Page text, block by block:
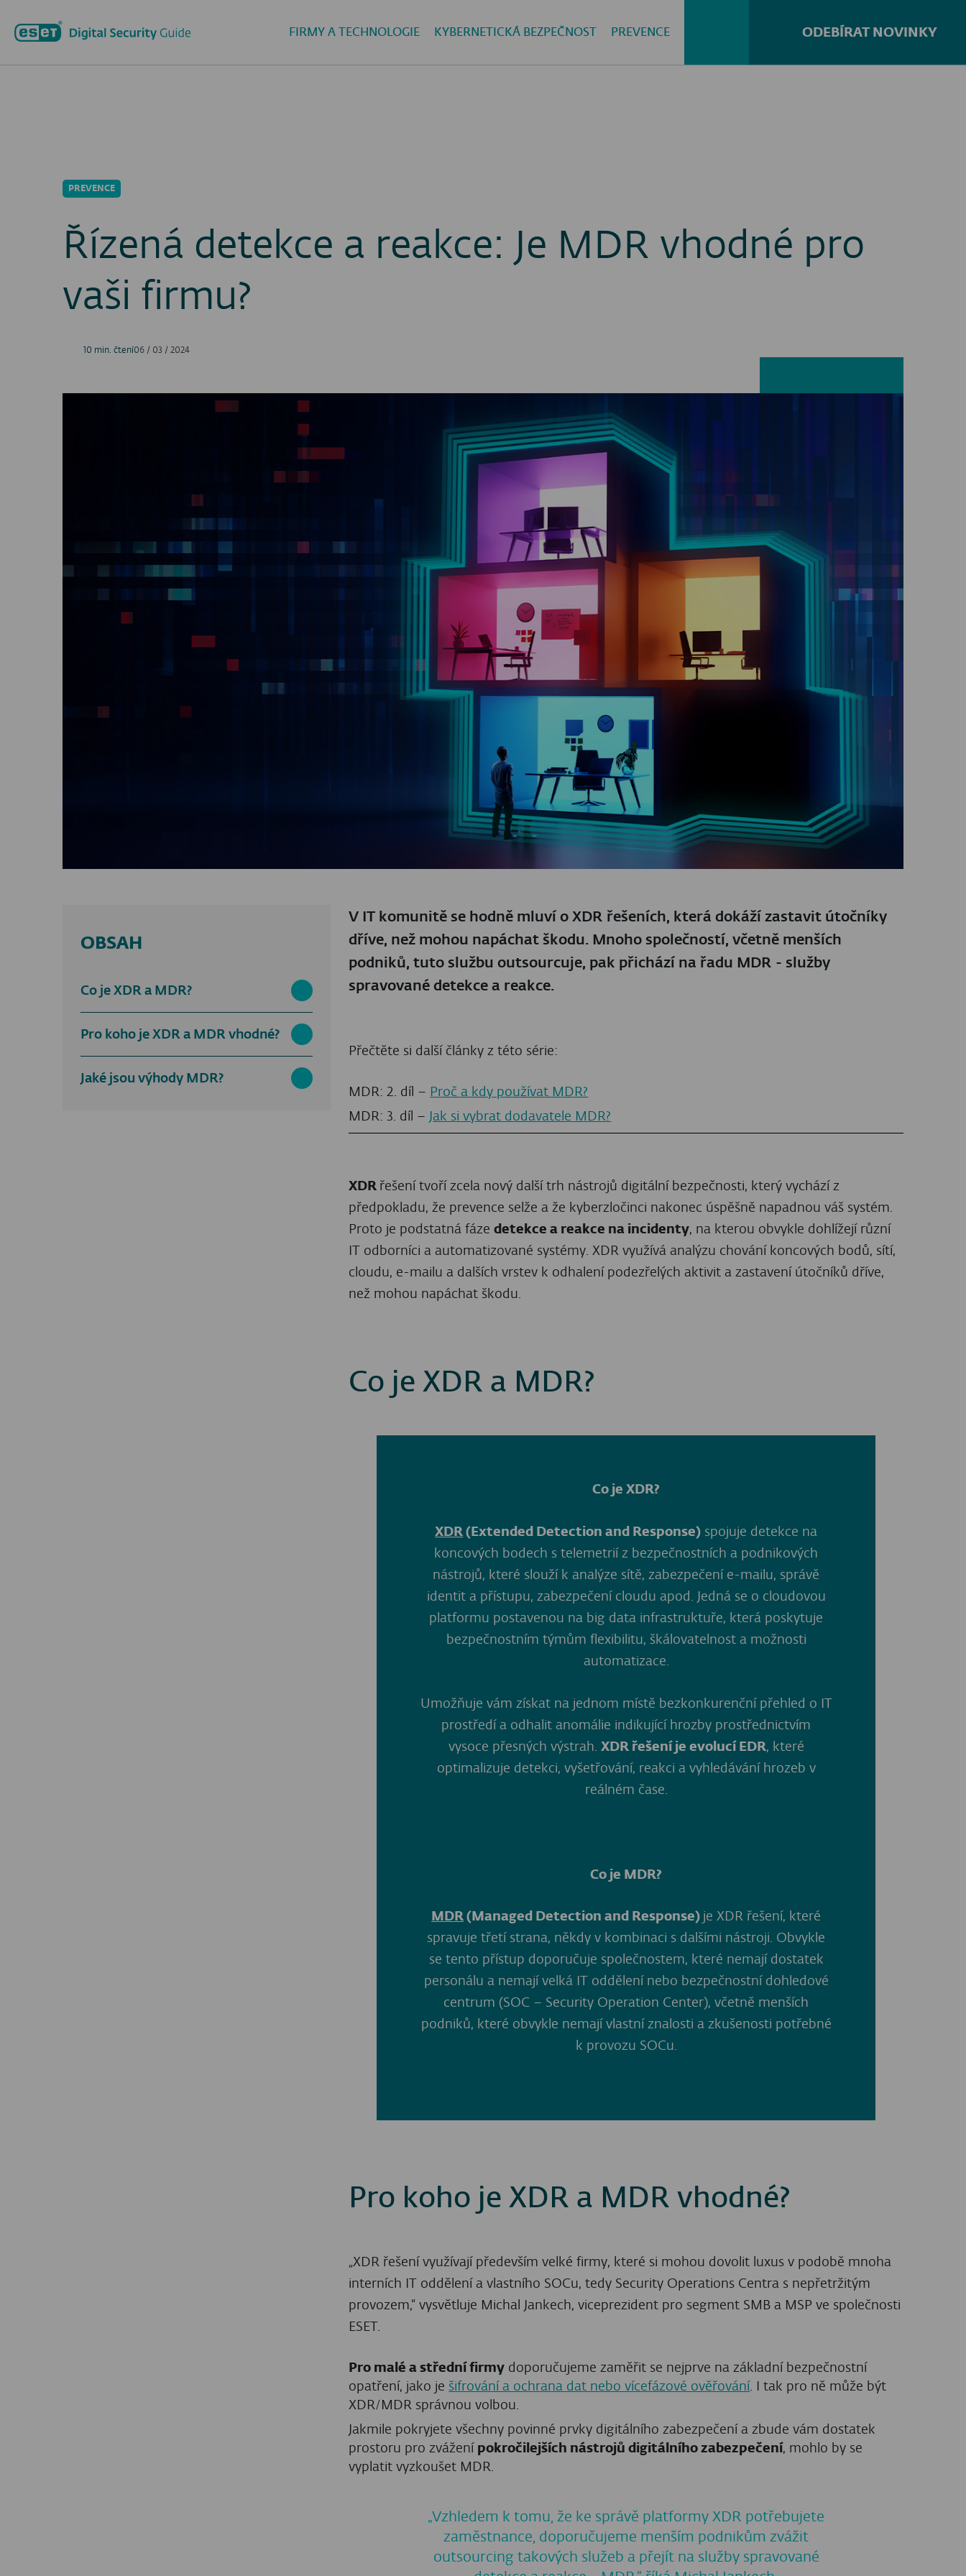
FIRMY A TECHNOLOGIE KYBERNETICKÁ BEZPEČNOST PREVENCE ODEBÍRAT NOVINKY
PREVENCE
Řízená detekce a reakce: Je MDR vhodné pro
vaši firmu?
10 min. čtení06 / 03 / 2024
OBSAH
Co je XDR a MDR?
Pro koho je XDR a MDR vhodné?
Jaké jsou výhody MDR?
V IT komunitě se hodně mluví o XDR řešeních, která dokáží zastavit útočníky
dříve, než mohou napáchat škodu. Mnoho společností, včetně menších
podniků, tuto službu outsourcuje, pak přichází na řadu MDR - služby
spravované detekce a reakce.
Přečtěte si další články z této série:
MDR: 2. díl – Proč a kdy používat MDR?
MDR: 3. díl – Jak si vybrat dodavatele MDR?
XDR řešení tvoří zcela nový další trh nástrojů digitální bezpečnosti, který vychází z
předpokladu, že prevence selže a že kyberzločinci nakonec úspěšně napadnou váš systém.
Proto je podstatná fázedetekce a reakce na incidenty, na kterou obvykle dohlížejí různí
IT odborníci a automatizované systémy. XDR využívá analýzu chování koncových bodů, sítí,
cloudu, e-mailu a dalších vrstev k odhalení podezřelých aktivit a zastavení útočníků dříve,
než mohou napáchat škodu.
Co je XDR a MDR?
Co je XDR?
XDR(Extended Detection and Response) spojuje detekce na
koncových bodech s telemetrií z bezpečnostních a podnikových
nástrojů, které slouží k analýze sítě, zabezpečení e-mailu, správě
identit a přístupu, zabezpečení cloudu apod. Jedná se o cloudovou
platformu postavenou na big data infrastruktuře, která poskytuje
bezpečnostním týmům flexibilitu, škálovatelnost a možnosti
automatizace.
Umožňuje vám získat na jednom místě bezkonkurenční přehled o IT
prostředí a odhalit anomálie indikující hrozby prostřednictvím
vysoce přesných výstrah. XDR řešení je evolucí EDR, které
optimalizuje detekci, vyšetřování, reakci a vyhledávání hrozeb v
reálném čase.
Co je MDR?
MDR(Managed Detection and Response) je XDR řešení, které
spravuje třetí strana, někdy v kombinaci s dalšími nástroji. Obvykle
se tento přístup doporučuje společnostem, které nemají dostatek
personálu a nemají velká IT oddělení nebo bezpečnostní dohledové
centrum (SOC – Security Operation Center), včetně menších
podniků, které obvykle nemají vlastní znalosti a zkušenosti potřebné
k provozu SOCu.
Pro koho je XDR a MDR vhodné?
„XDR řešení využívají především velké firmy, které si mohou dovolit luxus v podobě mnoha
interních IT oddělení a vlastního SOCu, tedy Security Operations Centra s nepřetržitým
provozem,“ vysvětluje Michal Jankech, viceprezident pro segment SMB a MSP ve společnosti
ESET.
Pro malé a střední firmy doporučujeme zaměřit se nejprve na základní bezpečnostní
opatření, jako je šifrování a ochrana dat nebo vícefázové ověřování. I tak pro ně může být
XDR/MDR správnou volbou.
Jakmile pokryjete všechny povinné prvky digitálního zabezpečení a zbude vám dostatek
prostoru pro zvážení pokročilejších nástrojů digitálního zabezpečení, mohlo by se
vyplatit vyzkoušet MDR.
„Vzhledem k tomu, že ke správě platformy XDR potřebujete
zaměstnance, doporučujeme menším podnikům zvážit
outsourcing takových služeb a přejít na služby spravované